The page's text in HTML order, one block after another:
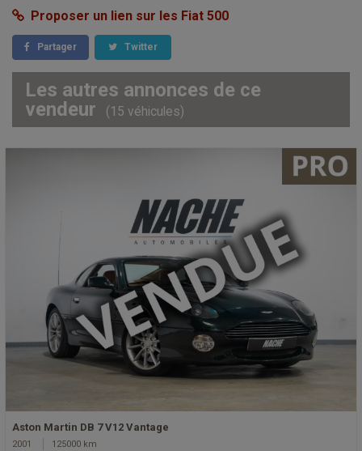
Proposer un lien sur les Fiat 500
Partager Twitter
Les autres annonces de ce
vendeur
(15 véhicules)
Aston Martin DB 7 V12 Vantage
2001 125000 km